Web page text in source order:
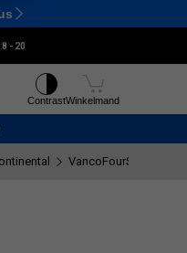
Ctrl M
8 - 20
ContrastWinkelmand
VancoFourSeason